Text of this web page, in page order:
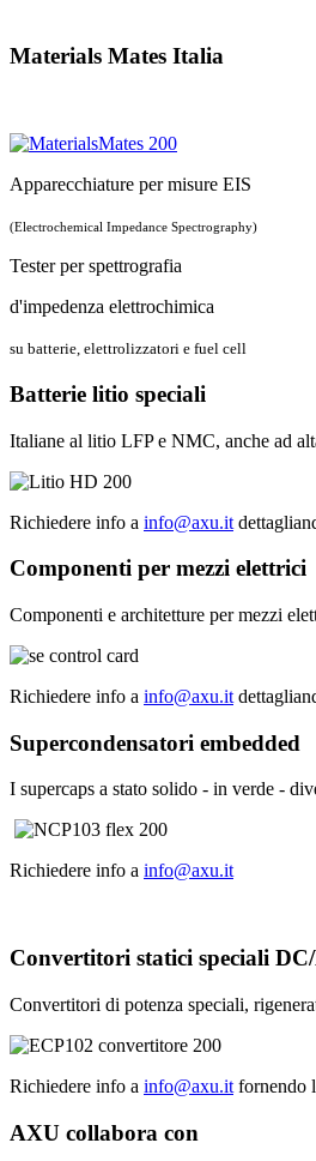
Materials Mates Italia
Apparecchiature per misure EIS
(Electrochemical Impedance Spectrography)
Tester per spettrografia
d'impedenza elettrochimica
su batterie, elettrolizzatori e fuel cell
Batterie litio speciali
Italiane al litio LFP e NMC, anche ad
Richiedere info a info@axu.it
Componenti per mezzi elettrici
Componenti e architetture per mezzi
Richiedere info a info@axu.it
Supercondensatori embedded
I supercaps a stato solido - in verde -
Richiedere info a info@axu.it
Convertitori statici speciali
Convertitori di potenza speciali,
Richiedere info a info@axu.it fornendo
AXU collabora con